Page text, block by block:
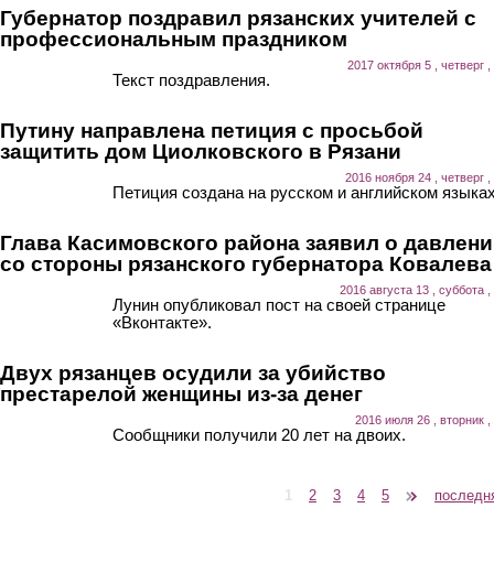
Губернатор поздравил рязанских учителей с
профессиональным праздником
2017 октября 5 , четверг
Текст поздравления.
Путину направлена петиция с просьбой
защитить дом Циолковского в Рязани
2016 ноября 24 , четверг ,
Петиция создана на русском и английском
Глава Касимовского района заявил о
со стороны рязанского губернатора Ковалева
2016 августа 13 , суббота ,
Лунин опубликовал пост на своей странице
«Вконтакте».
Двух рязанцев осудили за убийство
престарелой женщины из-за денег
2016 июля 26 , вторник ,
Сообщники получили 20 лет на двоих.
1 2 3 4 5